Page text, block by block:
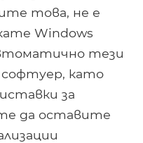
това, не е
Windows
тези
софтуер, като
за
да оставите